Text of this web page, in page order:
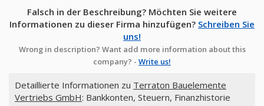
Falsch in der Beschreibung? Möchten Sie weitere
Informationen zu dieser Firma hinzufügen? Schreiben Sie
uns!
Wrong in description? Want add more information about this
company? - Write us!
Detaillierte Informationen zu Terraton Bauelemente
Vertriebs GmbH: Bankkonten, Steuern, Finanzhistorie